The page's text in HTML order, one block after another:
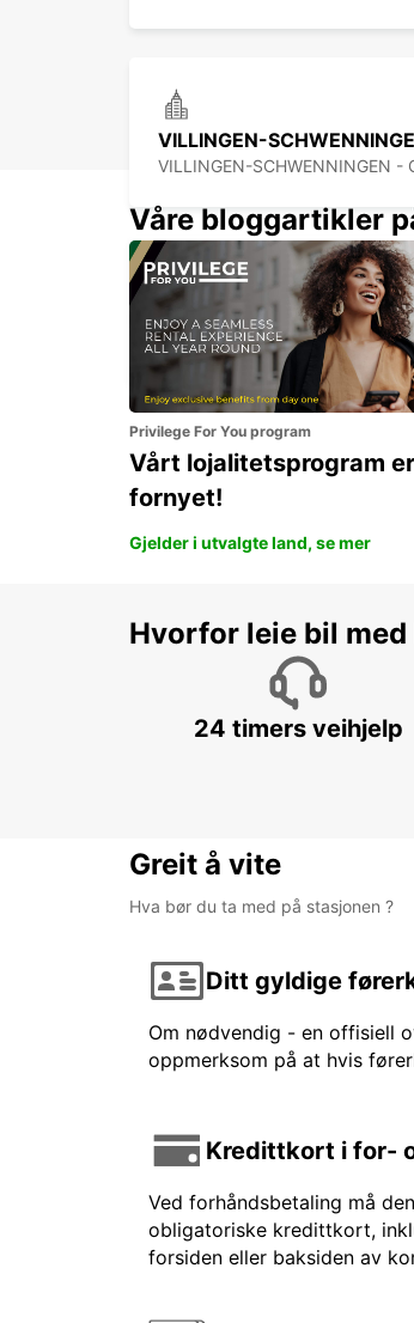
VILLINGEN-
SINDELFINGEN
SINDELFINGEN - GERMANY
Våre bloggartikler
Privilege For You program
Vårt lojalitetsprogram er
fornyet!
Gjelder i utvalgte land, se mer
Hvorfor leie bil med
24 timers veihjelp
Greit å vite
Hva bør du ta med på stasjonen ?
Ditt gyldige
Om nødvendig - en offisiell
oppmerksom på at hvis
Kredittkort i for-
Ved forhåndsbetaling må
obligatoriske kredittkort,
forsiden eller baksiden av